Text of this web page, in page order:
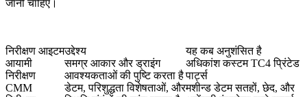
जानी चाहिए।
निरीक्षण आइटमउद्देश्य
यह कब अनुशंसित है
आयामी
निरीक्षण
समग्र आकार और ड्राइंग
आवश्यकताओं की पुष्टि करता है
अधिकांश कस्टम TC4 प्रिंटेड
पार्ट्स
CMM
डेटम, परिशुद्धता विशेषताओं, औरमशीन्ड डेटम सतहों, छेद, और